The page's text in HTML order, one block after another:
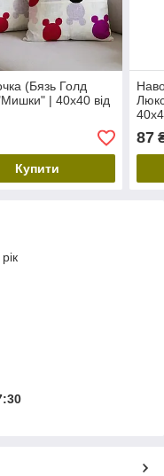
(Бязь Голд
| 40х40 від
Купити
87